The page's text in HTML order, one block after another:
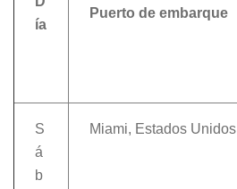
ía
Puerto de embarque
S
á
b
Miami, Estados Unidos